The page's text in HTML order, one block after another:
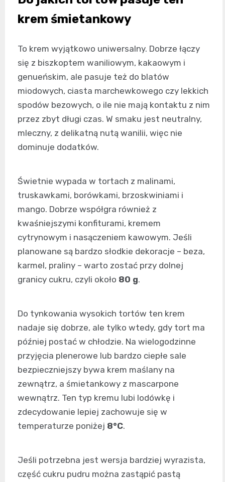
krem śmietankowy
To krem wyjątkowo uniwersalny. Dobrze łączy
się z biszkoptem waniliowym, kakaowym i
genueńskim, ale pasuje też do blatów
miodowych, ciasta marchewkowego czy lekkich
spodów bezowych, o ile nie mają kontaktu z nim
przez zbyt długi czas. W smaku jest neutralny,
mleczny, z delikatną nutą wanilii, więc nie
dominuje dodatków.
Świetnie wypada w tortach z malinami,
truskawkami, borówkami, brzoskwiniami i
mango. Dobrze współgra również z
kwaśniejszymi konfiturami, kremem
cytrynowym i nasączeniem kawowym. Jeśli
planowane są bardzo słodkie dekoracje – beza,
karmel, praliny – warto zostać przy dolnej
granicy cukru, czyli około 80 g.
Do tynkowania wysokich tortów ten krem
nadaje się dobrze, ale tylko wtedy, gdy tort ma
później postać w chłodzie. Na wielogodzinne
przyjęcia plenerowe lub bardzo ciepłe sale
bezpieczniejszy bywa krem maślany na
zewnątrz, a śmietankowy z mascarpone
wewnątrz. Ten typ kremu lubi lodówkę i
zdecydowanie lepiej zachowuje się w
temperaturze poniżej 8°C.
Jeśli potrzebna jest wersja bardziej wyrazista,
część cukru pudru można zastąpić pastą